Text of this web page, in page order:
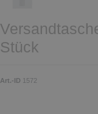
Stück
Art.-ID 1572